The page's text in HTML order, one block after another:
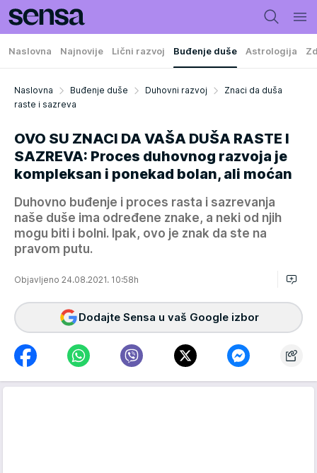
Naslovna Najnovije Lični razvoj Buđenje duše Astrologija
Naslovna Buđenje duše Duhovni razvoj
Znaci da duša
raste i sazreva
OVO SU ZNACI DA VAŠA DUŠA RASTE I
SAZREVA: Proces duhovnog razvoja je
kompleksan i ponekad bolan, ali moćan
Duhovno buđenje i proces rasta i sazrevanja
naše duše ima određene znake, a neki od njih
mogu biti i bolni. Ipak, ovo je znak da ste na
pravom putu.
Objavljeno 24.08.2021. 10:58h
Dodajte Sensa u vaš Google izbor